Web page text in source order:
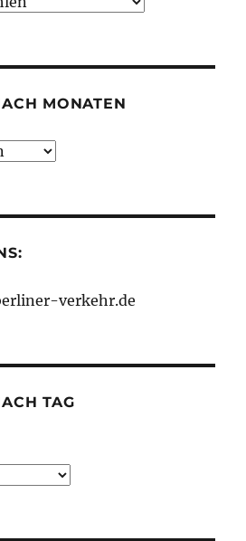
MONATEN
verkehr.de
TAG